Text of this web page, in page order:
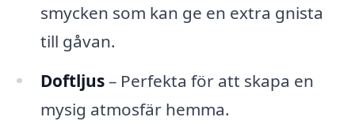
smycken som kan ge en extra gnista
till gåvan.
Doftljus– Perfekta för att skapa en
mysig atmosfär hemma.